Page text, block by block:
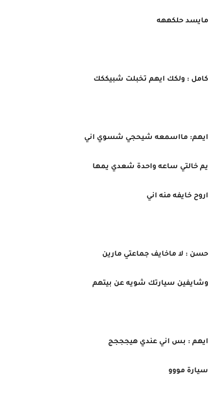
مايسد حلكههه
كامل : ولكك ايهم تخبلت شبيككك
ايهم: مااسمعه شيحجي شسوي اني
يم خالتي ساعه واحدة شعدي يمها
اروح خايفه منه اني
حسن : لا ماخايف جماعتي مارين
وشايفين سيارتك شويه عن بيتهم
ايهم : بس اني عندي هيجججج
سيارة مووو